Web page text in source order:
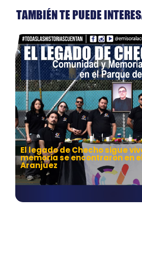
TAMBIÉN TE PUEDE
El legado de Checho sigue
memoria se encontraron en
Aranjuez